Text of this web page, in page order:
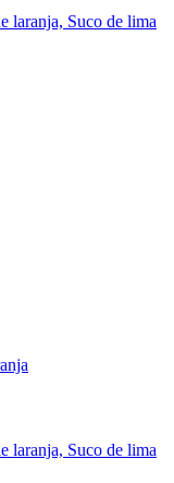
laranja, Suco de lima
laranja, Suco de lima